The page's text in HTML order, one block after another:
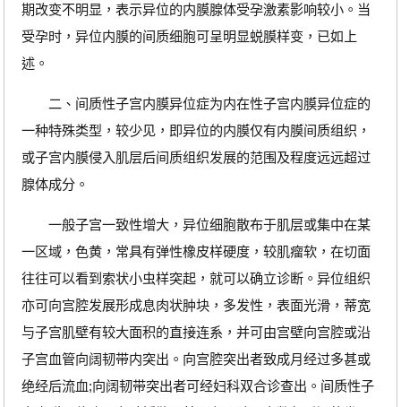
期改变不明显，表示异位的内膜腺体受孕激素影响较小。当
受孕时，异位内膜的间质细胞可呈明显蜕膜样变，已如上
述。
二、间质性子宫内膜异位症为内在性子宫内膜异位症的
一种特殊类型，较少见，即异位的内膜仅有内膜间质组织，
或子宫内膜侵入肌层后间质组织发展的范围及程度远远超过
腺体成分。
一般子宫一致性增大，异位细胞散布于肌层或集中在某
一区域，色黄，常具有弹性橡皮样硬度，较肌瘤软，在切面
往往可以看到索状小虫样突起，就可以确立诊断。异位组织
亦可向宫腔发展形成息肉状肿块，多发性，表面光滑，蒂宽
与子宫肌壁有较大面积的直接连系，并可由宫壁向宫腔或沿
子宫血管向阔韧带内突出。向宫腔突出者致成月经过多甚或
绝经后流血;向阔韧带突出者可经妇科双合诊查出。间质性子